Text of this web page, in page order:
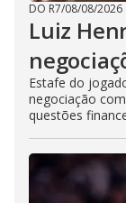
DO R7/08/08/2026
Luiz
Estafe do
negociação
questões